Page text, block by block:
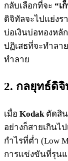
กลับเลือกที่จะ “เ
ดิจิทัลจะไปแย่งร
บ่อเงินบ่อทองห
ปฏิเสธที่จะทำลา
ทำลาย
2. กลยุทธ์ดิ
เมื่อ Kodak ตัดสิ
อย่างก็สายเกินไ
กำไรที่ต่ำ (Low
การแข่งขันที่รุนแ